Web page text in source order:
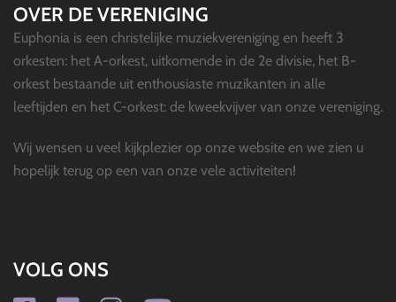
OVER DE VERENIGING
Euphonia is een christelijke muziekvereniging en heeft 3
orkesten: het A-orkest, uitkomende in de 2e divisie, het B-
orkest bestaande uit enthousiaste muzikanten in alle
leeftijden en het C-orkest: de kweekvijver van onze vereniging.
Wij wensen u veel kijkplezier op onze website en we zien u
hopelijk terug op een van onze vele activiteiten!
VOLG ONS